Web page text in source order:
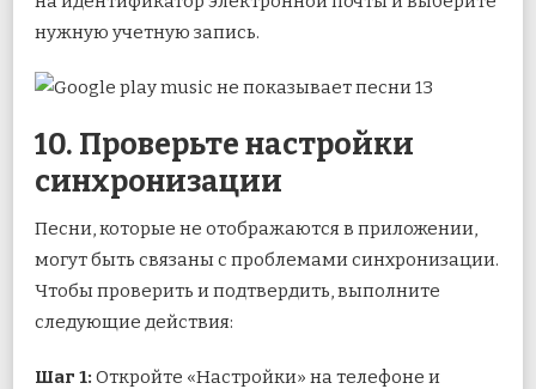
нужную учетную запись.
10. Проверьте настройки
синхронизации
Песни, которые не отображаются в приложении,
могут быть связаны с проблемами синхронизации.
Чтобы проверить и подтвердить, выполните
следующие действия:
Шаг 1: Откройте «Настройки» на телефоне и